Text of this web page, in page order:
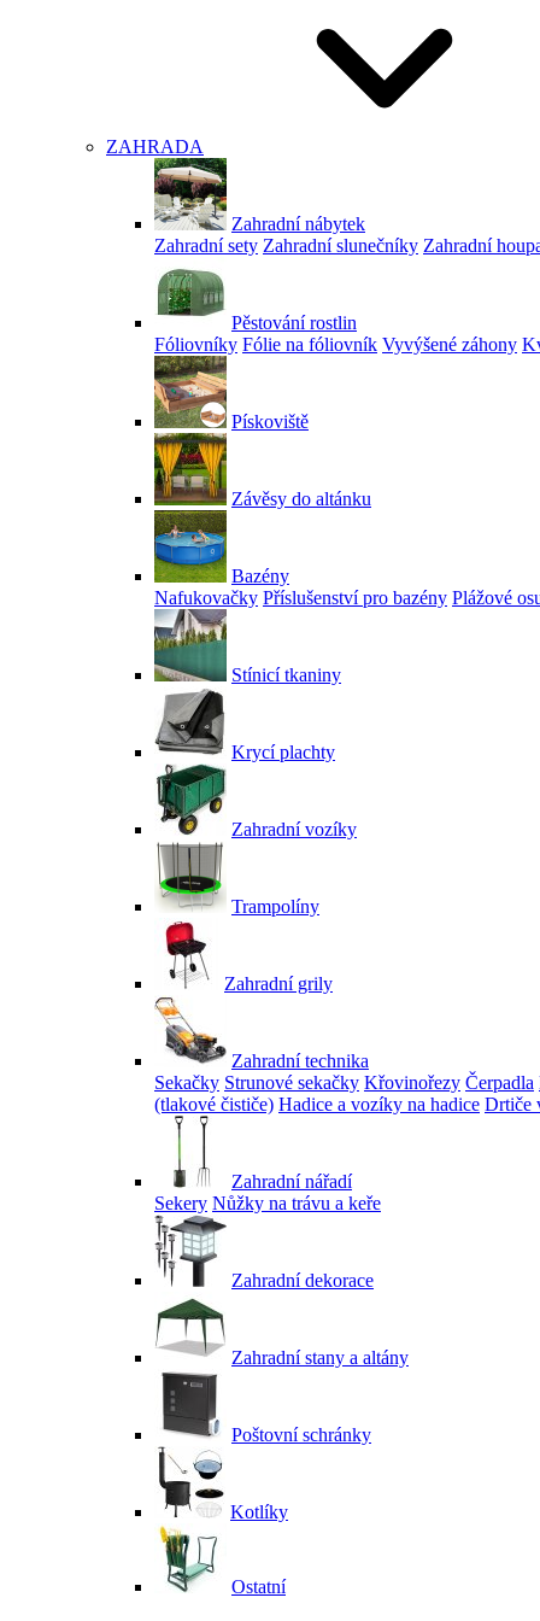
ZAHRADA
Zahradní nábytek
Zahradní sety Zahradní slunečníky Zahradní
Pěstování rostlin
Fóliovníky Fólie na fóliovník Vyvýšené záhony
Pískoviště
Závěsy do altánku
Bazény
Nafukovačky Příslušenství pro bazény Plážové
Stínicí tkaniny
Krycí plachty
Zahradní vozíky
Trampolíny
Zahradní grily
Zahradní technika
Sekačky Strunové sekačky Křovinořezy Čerpadla
(tlakové čističe) Hadice a vozíky na hadice Drtiče
Zahradní nářadí
Sekery Nůžky na trávu a keře
Zahradní dekorace
Zahradní stany a altány
Poštovní schránky
Kotlíky
Ostatní